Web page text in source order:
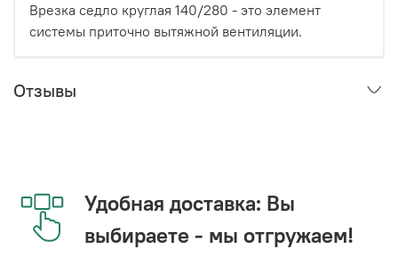
Врезка седло круглая 140/280 - это элемент
системы приточно вытяжной вентиляции.
Отзывы
Удобная доставка: Вы
выбираете - мы отгружаем!